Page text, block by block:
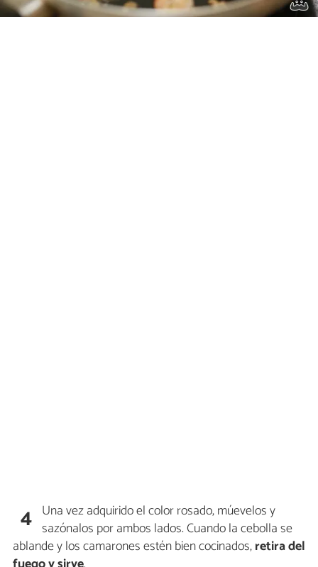
4 Una vez adquirido el color rosado, múevelos y
sazónalos por ambos lados. Cuando la cebolla se
ablande y los camarones estén bien cocinados,retira del